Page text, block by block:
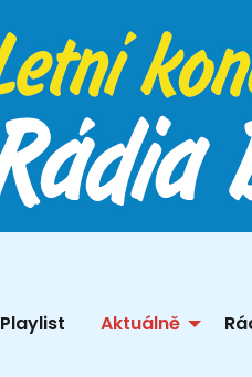
Playlist Aktuálně